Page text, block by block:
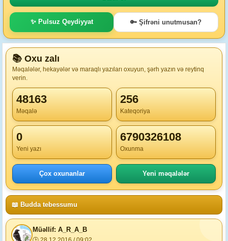
✨ Pulsuz Qeydiyyat 🔑 Şifrəni unutmusan?
📚 Oxu zalı
Məqalələr, hekayələr və maraqlı yazıları oxuyun, şərh yazın və reytinq
verin.
48163
Məqalə
256
Kateqoriya
0
Yeni yazı
6790326108
Oxunma
Çox oxunanlar Yeni məqalələr
📖 Budda tebessumu
Müəllif: A_R_A_B